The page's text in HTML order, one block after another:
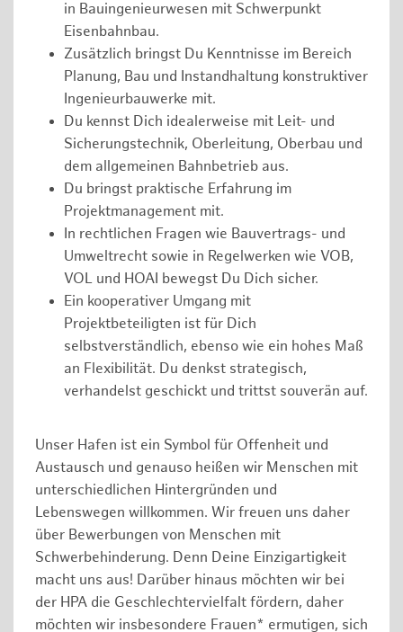
in Bauingenieurwesen mit Schwerpunkt
Eisenbahnbau.
Zusätzlich bringst Du Kenntnisse im Bereich
Planung, Bau und Instandhaltung konstruktiver
Ingenieurbauwerke mit.
Du kennst Dich idealerweise mit Leit- und
Sicherungstechnik, Oberleitung, Oberbau und
dem allgemeinen Bahnbetrieb aus.
Du bringst praktische Erfahrung im
Projektmanagement mit.
In rechtlichen Fragen wie Bauvertrags- und
Umweltrecht sowie in Regelwerken wie VOB,
VOL und HOAI bewegst Du Dich sicher.
Ein kooperativer Umgang mit
Projektbeteiligten ist für Dich
selbstverständlich, ebenso wie ein hohes Maß
an Flexibilität. Du denkst strategisch,
verhandelst geschickt und trittst souverän auf.
Unser Hafen ist ein Symbol für Offenheit und
Austausch und genauso heißen wir Menschen mit
unterschiedlichen Hintergründen und
Lebenswegen willkommen. Wir freuen uns daher
über Bewerbungen von Menschen mit
Schwerbehinderung. Denn Deine Einzigartigkeit
macht uns aus! Darüber hinaus möchten wir bei
der HPA die Geschlechtervielfalt fördern, daher
möchten wir insbesondere Frauen* ermutigen, sich